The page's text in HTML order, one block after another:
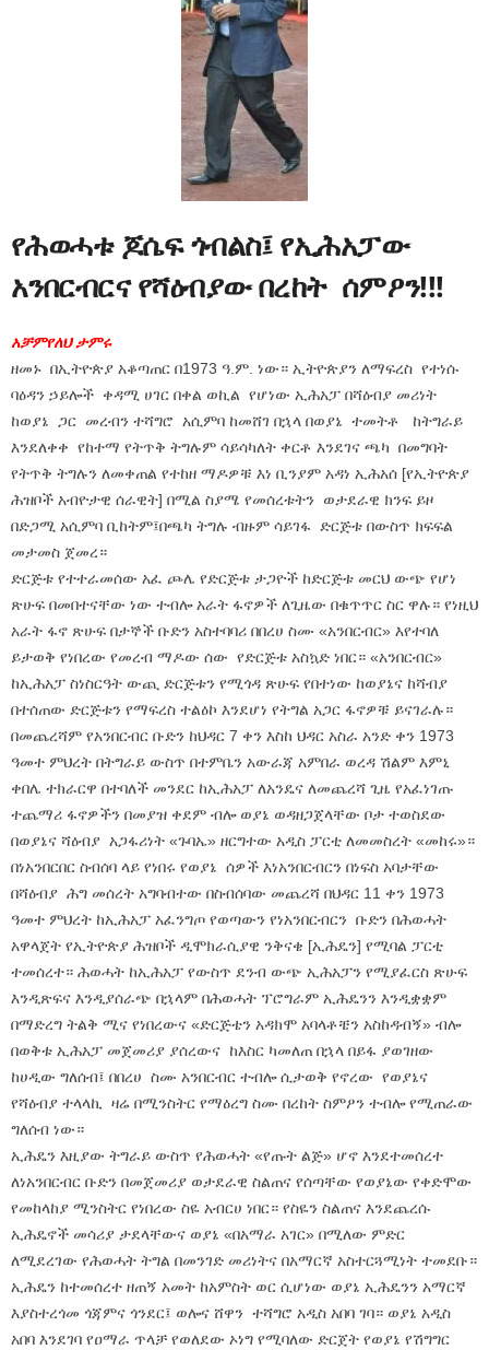
የሕወሓቱ ጆሴፍ ጎብልስ፤ የኢሕአፓው
አንበርብርና የሻዕብያው በረከት ሰምዖን!!!
አቻምየለህ ታምሩ
ዘመኑ በኢትዮጵያ አቆጣጠር በ1973 ዓ.ም. ነው። ኢትዮጵያን ለማፍረስ የተነሱ
ባዕዳን ኃይሎች ቀዳሚ ሀገር በቀል ወኪል የሆነው ኢሕአፓ በሻዕብያ መሪነት
ከወያኔ ጋር መረብን ተሻግሮ አሲምባ ከመሸገ በኋላ በወያኔ ተመትቶ ከትግራይ
እንደለቀቀ የከተማ የትጥቅ ትግሉም ሳይሳካለት ቀርቶ እንደገና ጫካ በመግባት
የትጥቅ ትግሉን ለመቀጠል የተከዘ ማዶዎቹ እነ ቢንያም አዳነ ኢሕአሰ [የኢትዮጵያ
ሕዝቦች አብዮታዊ ሰራዊት] በሚል ስያሜ የመሰረቱትን ወታደራዊ ክንፍ ይዞ
በድጋሚ አሲምባ ቢከትም፤በጫካ ትግሉ ብዙም ሳይገፋ ድርጅቱ በውስጥ ክፍፍል
መታመስ ጀመረ።
ድርጅቱ የተተራመሰው አፈ ጮሌ የድርጅቱ ታጋዮች ከድርጅቱ መርህ ውጭ የሆነ
ጽሁፍ በመበተናቸው ነው ተብሎ አራት ፋኖዎች ለጊዜው በቁጥጥር ስር ዋሉ። የነዚህ
አራት ፋኖ ጽሁፍ በታኞች ቡድን አስተባባሪ በበረሀ ስሙ «አንበርብር» እየተባለ
ይታወቅ የነበረው የመረብ ማዶው ሰው የድርጅቱ አስኳድ ነበር። «አንበርብር»
ከኢሕአፓ ስነስርዓት ውጪ ድርጅቱን የሚጎዳ ጽሁፍ የበተነው ከወያኔና ከሻብያ
በተሰጠው ድርጅቱን የማፍረስ ተልዕኮ እንደሆነ የትግል አጋር ፋኖዎቹ ይናገራሉ።
በመጨረሻም የአንበርብር ቡድን ከህዳር 7 ቀን እስከ ህዳር አስራ አንድ ቀን 1973
ዓመተ ምህረት በትግራይ ውስጥ በተምቤን አውራጃ አምበራ ወረዳ ሽልም እምኒ
ቀበሌ ተክራርዋ በተባለች መንደር ከኢሕአፓ ለአንዴና ለመጨረሻ ጊዜ የአፈነገጡ
ተጨማሪ ፋኖዎችን በመያዝ ቀደም ብሎ ወያኔ ወዳዘጋጀላቸው ቦታ ተወስደው
በወያኔና ሻዕብያ አጋፋሪነት «ጉባኤ» ዘርግተው አዲስ ፓርቲ ለመመስረት «መከሩ»።
በነአንበርበር ስብሰባ ላይ የነበሩ የወያኔ ሰዎች እነአንበርብርን በነፍስ አባታቸው
በሻዕብያ ሕግ መሰረት አግባብተው በስብሰባው መጨረሻ በህዳር 11 ቀን 1973
ዓመተ ምህረት ከኢሕአፓ አፈንግጦ የወጣውን የነአንበርብርን ቡድን በሕወሓት
አዋላጀት የኢትዮጵያ ሕዝቦች ዲሞክራሲያዊ ንቅናቄ [ኢሕዴን] የሚባል ፓርቲ
ተመሰረተ። ሕወሓት ከኢሕአፓ የውስጥ ደንብ ውጭ ኢሕአፓን የሚያፈርስ ጽሁፍ
እንዲጽፍና እንዲያሰራጭ በኋላም በሕወሓት ፕሮግራም ኢሕዴንን እንዲቋቋም
በማድረግ ትልቅ ሚና የነበረውና «ድርጅቴን አዳክሞ አባላቶቼን አስከዳብኝ» ብሎ
በወቅቱ ኢሕአፓ መጀመሪያ ያሰረውና ከእስር ካመለጠ በኋላ በይፋ ያወገዘው
ከሀዲው ግለሰብ፤ በበረሀ ስሙ አንበርብር ተብሎ ሲታወቅ የኖረው የወያኔና
የሻዕብያ ተላላኪ ዛሬ በሚንስትር የማዕረግ ስሙ በረከት ስምዖን ተብሎ የሚጠራው
ግለሰብ ነው።
ኢሕዴን እዚያው ትግራይ ውስጥ የሕወሓት «የጡት ልጅ» ሆኖ እንደተመሰረተ
ለነአንበርብር ቡድን በመጀመሪያ ወታደራዊ ስልጠና የሰጣቸው የወያኔው የቀድሞው
የመከላከያ ሚንስትር የነበረው ስዬ አብርሀ ነበር። የስዬን ስልጠና እንደጨረሱ
ኢሕዴኖች መሳሪያ ታደላቸውና ወያኔ «በአማራ አገር» በሚለው ምድር
ለሚደረገው የሕወሓት ትግል በመንገድ መሪነትና በአማርኛ አስተርጓሚነት ተመደቡ።
ኢሕዴን ከተመሰረተ ዘጠኝ አመት ከአምስት ወር ሲሆነው ወያኔ ኢሕዴንን አማርኛ
እያስተረጎመ ጎጃምና ጎንደር፤ ወሎና ሸዋን ተሻግሮ አዲስ አበባ ገባ። ወያኔ አዲስ
አበባ እንደገባ የዐማራ ጥላቻ የወለደው ኦነግ የሚባለው ድርጀት የወያኔ የሽግግር